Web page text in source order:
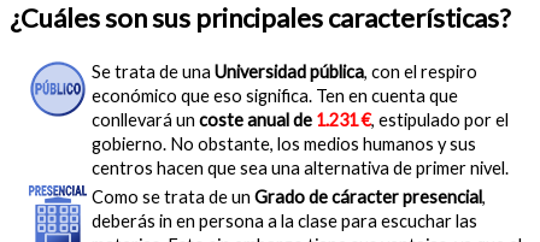
¿Cuáles son sus principales características?
Se trata de una Universidad pública, con el respiro
económico que eso significa. Ten en cuenta que
conllevará un coste anual de 1.231 €, estipulado por el
gobierno. No obstante, los medios humanos y sus
centros hacen que sea una alternativa de primer nivel.
Como se trata de un Grado de cáracter presencial,
deberás in en persona a la clase para escuchar las